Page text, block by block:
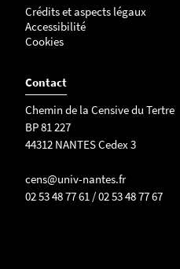
Crédits et aspects légaux
Accessibilité
Cookies
Contact
Chemin de la Censive du Tertre
BP 81 227
44312 NANTES Cedex 3
cens@univ-nantes.fr
02 53 48 77 61 / 02 53 48 77 67